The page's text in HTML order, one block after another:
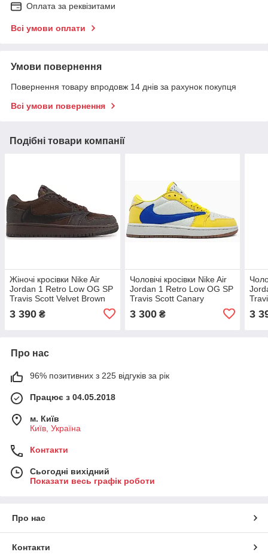
Оплата за реквізитами
Всі умови оплати
Умови повернення
Повернення товару впродовж 14 днів за рахунок покупця
Всі умови повернення
Подібні товари компанії
Жіночі кросівки Nike Air
Jordan 1 Retro Low OG SP
Travis Scott Velvet Brown
3 390 ₴
Чоловічі кросівки Nike Air
Jordan 1 Retro Low OG SP
Travis Scott Canary
3 300₴ 3
Про нас
96% позитивних з 225 відгуків за рік
Працює з 04.05.2018
м. Київ
Київ, Україна
Контакти
Сьогодні вихідний
Показати весь графік роботи
Про нас
Контакти